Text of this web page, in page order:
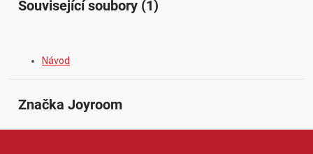
Související soubory (1)
Návod
Značka Joyroom